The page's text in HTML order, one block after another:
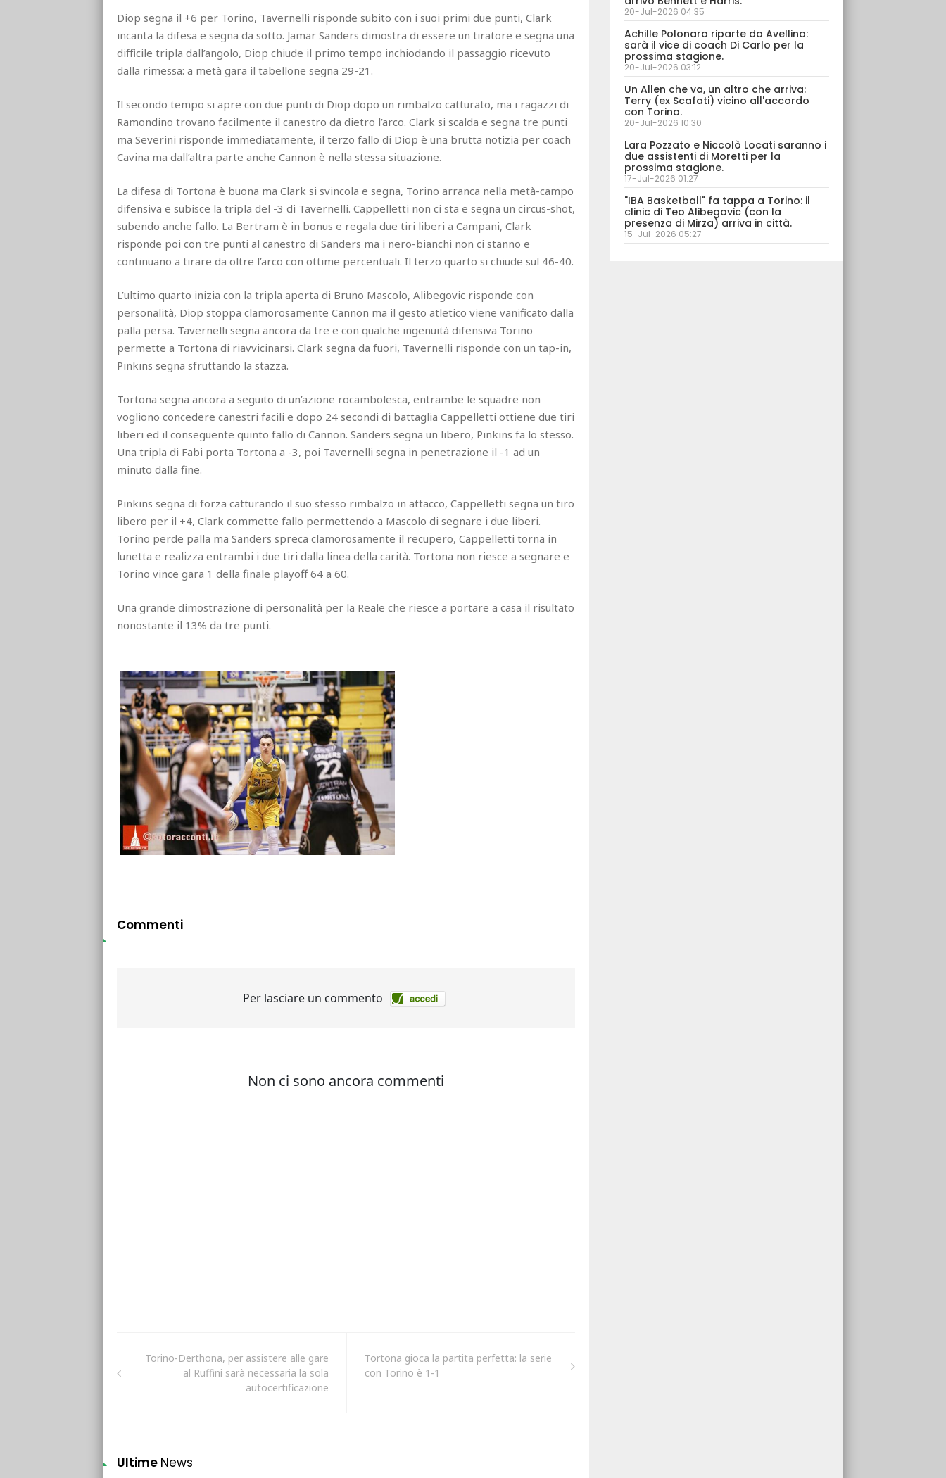
Diop segna il +6 per Torino, Tavernelli risponde subito con i suoi primi due punti, Clark
incanta la difesa e segna da sotto. Jamar Sanders dimostra di essere un tiratore e segna una
difficile tripla dall’angolo, Diop chiude il primo tempo inchiodando il passaggio ricevuto
dalla rimessa: a metà gara il tabellone segna 29-21.
Il secondo tempo si apre con due punti di Diop dopo un rimbalzo catturato, ma i ragazzi di
Ramondino trovano facilmente il canestro da dietro l’arco. Clark si scalda e segna tre punti
ma Severini risponde immediatamente, il terzo fallo di Diop è una brutta notizia per coach
Cavina ma dall’altra parte anche Cannon è nella stessa situazione.
La difesa di Tortona è buona ma Clark si svincola e segna, Torino arranca nella metà-campo
difensiva e subisce la tripla del -3 di Tavernelli. Cappelletti non ci sta e segna un circus-shot,
subendo anche fallo. La Bertram è in bonus e regala due tiri liberi a Campani, Clark
risponde poi con tre punti al canestro di Sanders ma i nero-bianchi non ci stanno e
continuano a tirare da oltre l’arco con ottime percentuali. Il terzo quarto si chiude sul 46-40.
L’ultimo quarto inizia con la tripla aperta di Bruno Mascolo, Alibegovic risponde con
personalità, Diop stoppa clamorosamente Cannon ma il gesto atletico viene vanificato dalla
palla persa. Tavernelli segna ancora da tre e con qualche ingenuità difensiva Torino
permette a Tortona di riavvicinarsi. Clark segna da fuori, Tavernelli risponde con un tap-in,
Pinkins segna sfruttando la stazza.
Tortona segna ancora a seguito di un’azione rocambolesca, entrambe le squadre non
vogliono concedere canestri facili e dopo 24 secondi di battaglia Cappelletti ottiene due tiri
liberi ed il conseguente quinto fallo di Cannon. Sanders segna un libero, Pinkins fa lo stesso.
Una tripla di Fabi porta Tortona a -3, poi Tavernelli segna in penetrazione il -1 ad un
minuto dalla fine.
Pinkins segna di forza catturando il suo stesso rimbalzo in attacco, Cappelletti segna un tiro
libero per il +4, Clark commette fallo permettendo a Mascolo di segnare i due liberi.
Torino perde palla ma Sanders spreca clamorosamente il recupero, Cappelletti torna in
lunetta e realizza entrambi i due tiri dalla linea della carità. Tortona non riesce a segnare e
Torino vince gara 1 della finale playoff 64 a 60.
Una grande dimostrazione di personalità per la Reale che riesce a portare a casa il risultato
nonostante il 13% da tre punti.
Commenti
Torino-Derthona, per assistere alle gare
al Ruffini sarà necessaria la sola
autocertificazione
Tortona gioca la partita perfetta: la serie
con Torino è 1-1
Ultime News
20-Jul-2026 04:35
Achille Polonara riparte da Avellino:
sarà il vice di coach Di Carlo per la
prossima stagione.
20-Jul-2026 03:12
Un Allen che va, un altro che arriva:
Terry (ex Scafati) vicino all'accordo
con Torino.
20-Jul-2026 10:30
Lara Pozzato e Niccolò Locati saranno i
due assistenti di Moretti per la
prossima stagione.
17-Jul-2026 01:27
"IBA Basketball" fa tappa a Torino: il
clinic di Teo Alibegovic (con la
presenza di Mirza) arriva in città.
15-Jul-2026 05:27